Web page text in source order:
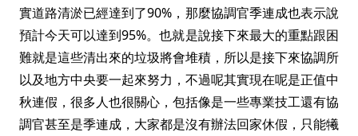
實道路清淤已經達到了90%，那麼協調官季連成也表示說
預計今天可以達到95%。也就是說接下來最大的重點跟困
難就是這些清出來的垃圾將會堆積，所以是接下來協調所
以及地方中央要一起來努力，不過呢其實現在呢是正值中
秋連假，很多人也很關心，包括像是一些專業技工還有協
調官甚至是季連成，大家都是沒有辦法回家休假，只能犧